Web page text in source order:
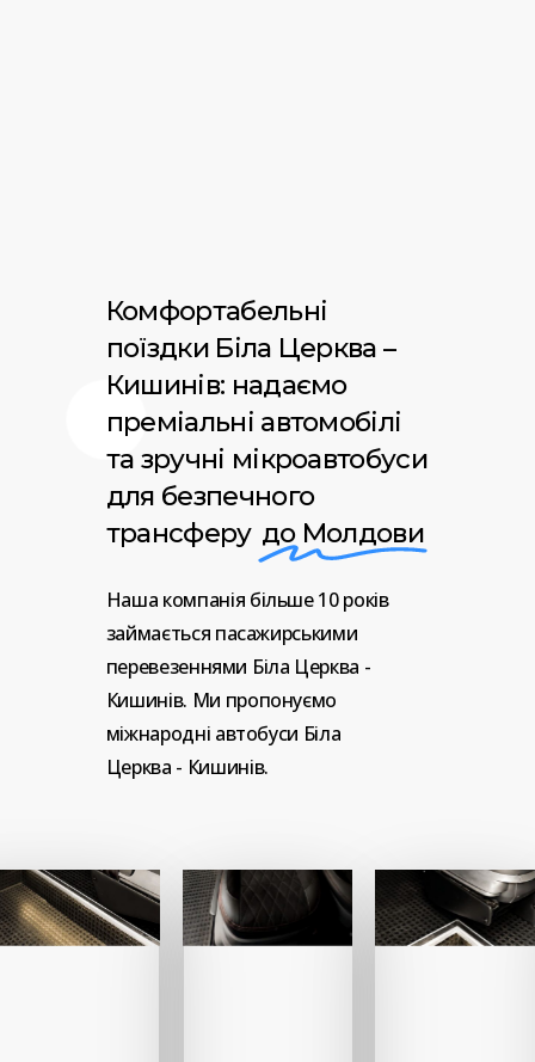
Комфортабельні
поїздки Біла Церква –
Кишинів: надаємо
преміальні автомобілі
та зручні мікроавтобуси
для безпечного
трансферу до Молдови
Наша компанія більше10років
займається пасажирськими
перевезеннями Біла Церква -
Кишинів. Ми пропонуємо
міжнародні автобуси Біла
Церква - Кишинів.